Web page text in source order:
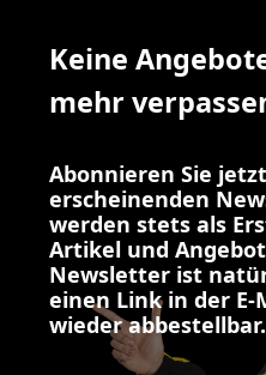
Keine
mehr
Abonnieren Sie
erscheinenden
werden stets als
Artikel und
Newsletter ist
einen Link in der E-
wieder abbestellbar.